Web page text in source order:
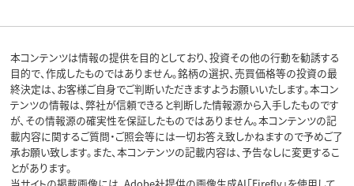
本コンテンツは情報の提供を目的としており、投資その他の行動を勧誘する
目的で、作成したものではありません。銘柄の選択、売買価格等の投資の最
終決定は、お客様ご自身でご判断いただきますようお願いいたします。本コン
テンツの情報は、弊社が信頼できると判断した情報源から入手したものです
が、その情報源の確実性を保証したものではありません。本コンテンツの記
載内容に関するご質問・ご照会等には一切お答え致しかねますので予めご了
承お願い致します。また、本コンテンツの記載内容は、予告なしに変更するこ
とがあります。